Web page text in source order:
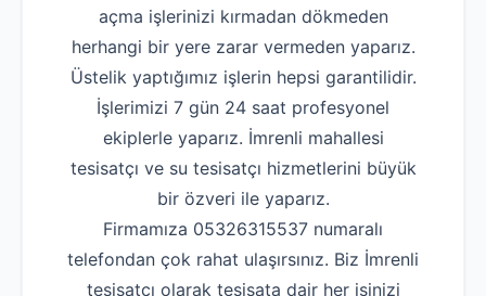
açma işlerinizi kırmadan dökmeden
herhangi bir yere zarar vermeden yaparız.
Üstelik yaptığımız işlerin hepsi garantilidir.
İşlerimizi 7 gün 24 saat profesyonel
ekiplerle yaparız. İmrenli mahallesi
tesisatçı ve su tesisatçı hizmetlerini büyük
bir özveri ile yaparız.
Firmamıza 05326315537 numaralı
telefondan çok rahat ulaşırsınız. Biz İmrenli
tesisatçı olarak tesisata dair her işinizi